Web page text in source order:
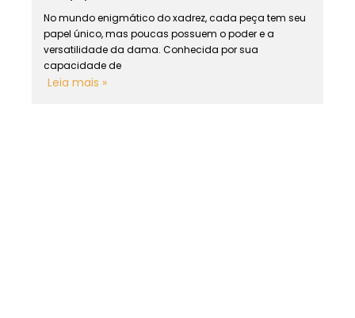
No mundo enigmático do xadrez, cada peça tem seu
papel único, mas poucas possuem o poder e a
versatilidade da dama. Conhecida por sua
capacidade de
Leia mais »